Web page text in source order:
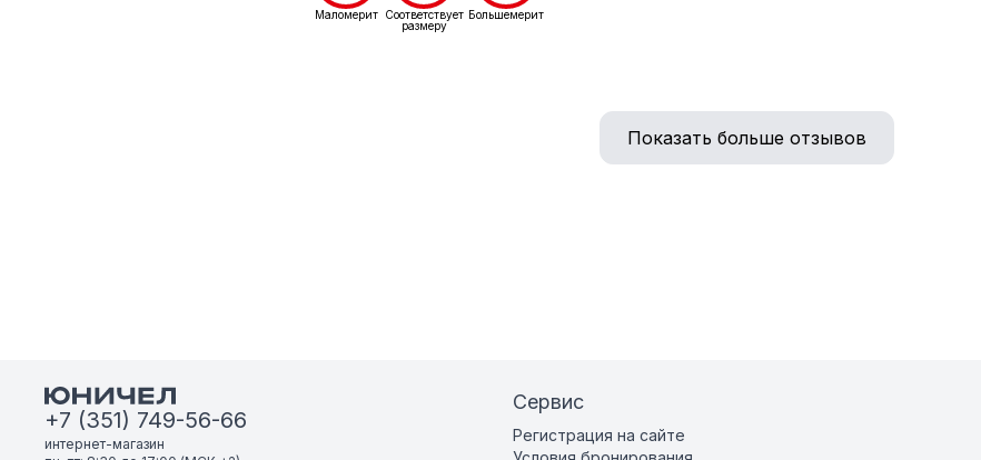
Маломерит Соответствует
размеру
Большемерит
Показать больше отзывов
+7 (351) 749-56-66
интернет-магазин
Сервис
Регистрация на сайте